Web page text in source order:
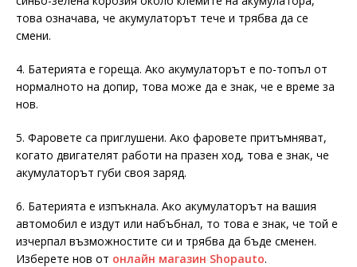
това означава, че акумулаторът тече и трябва да се
смени.
4. Батерията е гореща. Ако акумулаторът е по-топъл от
нормалното на допир, това може да е знак, че е време за
нов.
5. Фаровете са приглушени. Ако фаровете притъмняват,
когато двигателят работи на празен ход, това е знак, че
акумулаторът губи своя заряд.
6. Батерията е изпъкнала. Ако акумулаторът на вашия
автомобил е издут или набъбнал, то това е знак, че той е
изчерпал възможностите си и трябва да бъде сменен.
Изберете нов от онлайн магазин Shopauto.